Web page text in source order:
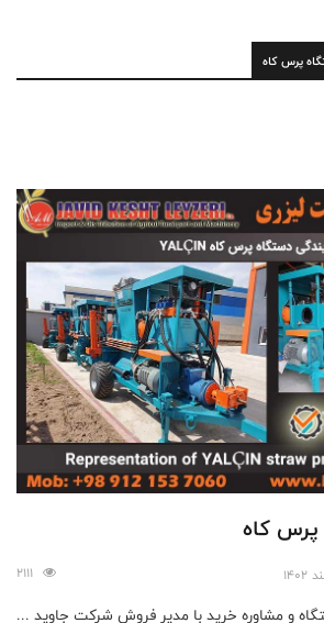
پرس کاه
پرس کاه
و مشاوره خرید با مدیر فروش شرکت جاوید ...